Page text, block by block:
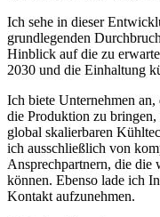
Ich sehe in dieser
grundlegenden
Hinblick auf die zu
2030 und die Einhaltung
Ich biete Unternehmen
die Produktion zu bringen,
global skalierbaren
ich ausschließlich von
Ansprechpartnern, die die
können. Ebenso lade ich
Kontakt aufzunehmen.